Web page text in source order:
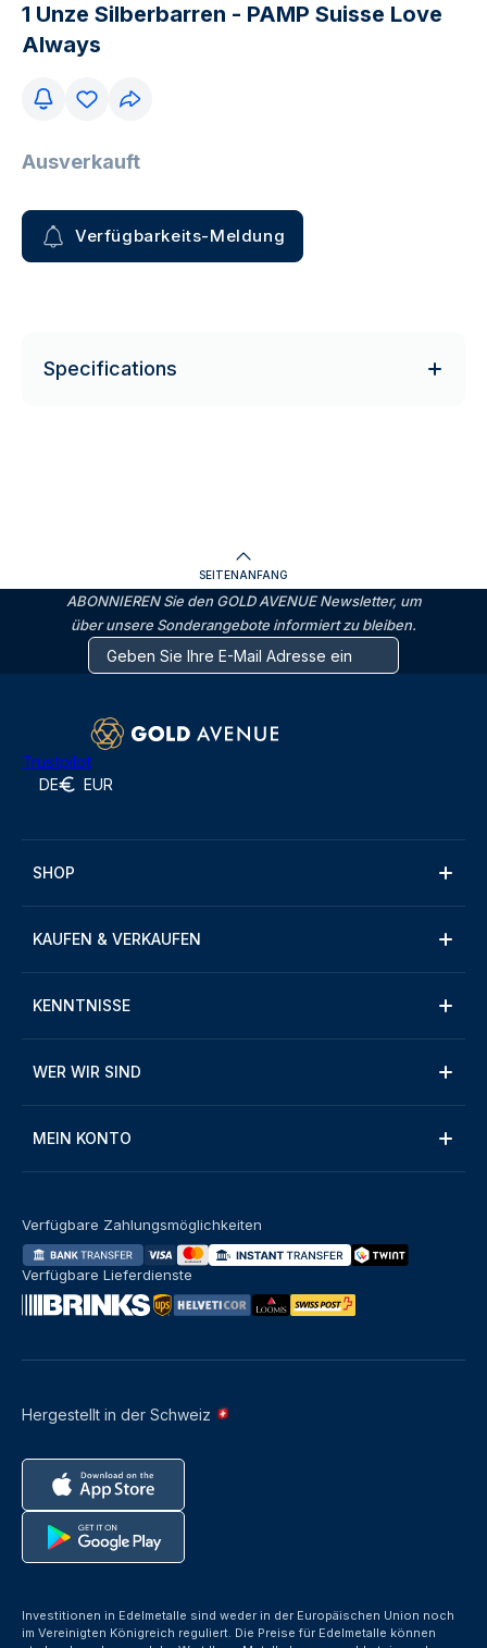
1 Unze Silberbarren - PAMP Suisse Love
Always
Ausverkauft
Verfügbarkeits-Meldung
Specifications
SEITENANFANG
ABONNIEREN Sie den GOLD AVENUE Newsletter, um
über unsere Sonderangebote informiert zu bleiben.
Trustpilot
DE EUR
SHOP
KAUFEN & VERKAUFEN
KENNTNISSE
WER WIR SIND
MEIN KONTO
Hergestellt in der Schweiz
Verfügbare Zahlungsmöglichkeiten
Verfügbare Lieferdienste
Investitionen in Edelmetalle sind weder in der Europäischen Union noch
im Vereinigten Königreich reguliert. Die Preise für Edelmetalle können